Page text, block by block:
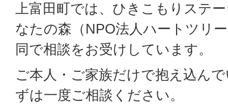
上富田町では、ひきこもりステ
なたの森（NPO法人ハートツリ
同で相談をお受けしています。
ご本人・ご家族だけで抱え込ん
ずは一度ご相談ください。